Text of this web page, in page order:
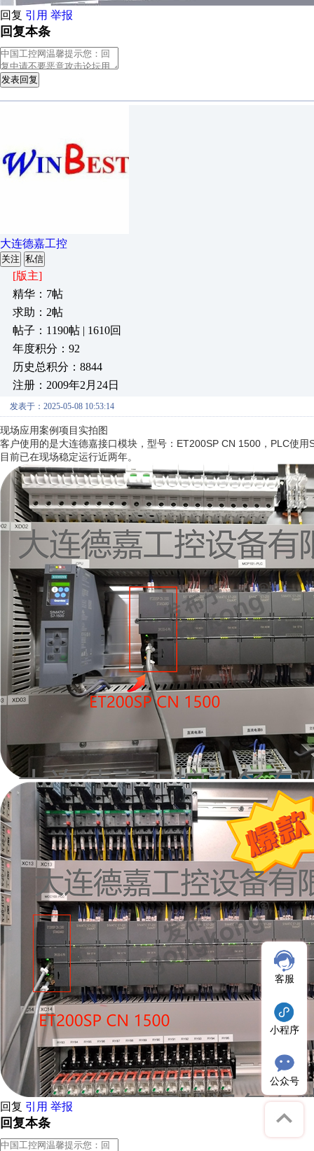
回复 引用 举报
回复本条
发表回复
大连德嘉工控
关注 私信
[版主]
精华：7帖
求助：2帖
帖子：1190帖 | 1610回
年度积分：92
历史总积分：8844
注册：2009年2月24日
发表于：2025-05-08 10:53:14
现场应用案例项目实拍图
客户使用的是大连德嘉接口模块，型号：ET200SP CN 1500，PLC使
目前已在现场稳定运行近两年。
回复 引用 举报
回复本条
客服
小程序
公众号